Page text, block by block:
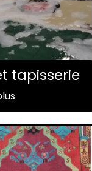
tapisserie